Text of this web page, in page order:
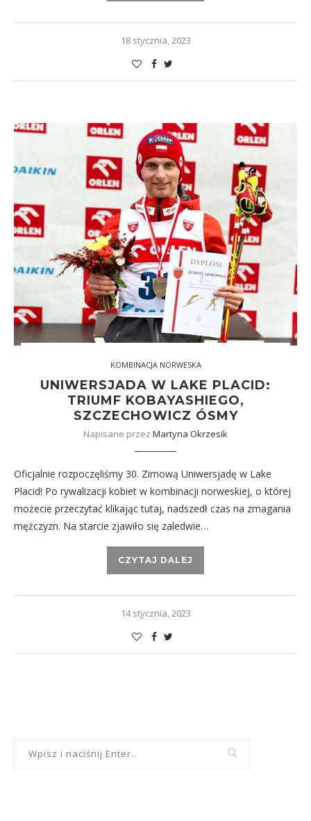
18 stycznia, 2023
KOMBINACJA NORWESKA
UNIWERSJADA W LAKE PLACID:
TRIUMF KOBAYASHIEGO,
SZCZECHOWICZ ÓSMY
Napisane przez Martyna Okrzesik
Oficjalnie rozpoczęliśmy 30. Zimową Uniwersjadę w Lake
Placid! Po rywalizacji kobiet w kombinacji norweskiej, o której
możecie przeczytać klikając tutaj, nadszedł czas na zmagania
mężczyzn. Na starcie zjawiło się zaledwie…
CZYTAJ DALEJ
14 stycznia, 2023